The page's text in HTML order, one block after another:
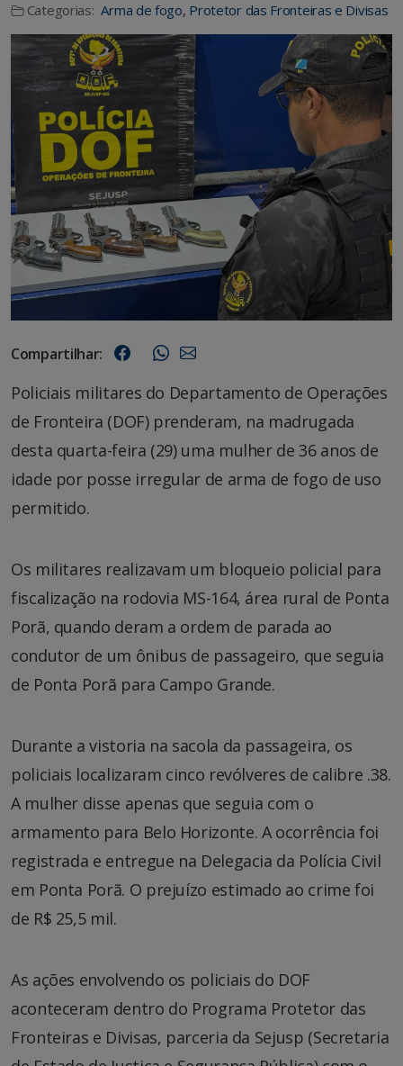
Categorias: Arma de fogo, Protetor das Fronteiras e Divisas
Compartilhar:
Policiais militares do Departamento de Operações
de Fronteira (DOF) prenderam, na madrugada
desta quarta-feira (29) uma mulher de 36 anos de
idade por posse irregular de arma de fogo de uso
permitido.
Os militares realizavam um bloqueio policial para
fiscalização na rodovia MS-164, área rural de Ponta
Porã, quando deram a ordem de parada ao
condutor de um ônibus de passageiro, que seguia
de Ponta Porã para Campo Grande.
Durante a vistoria na sacola da passageira, os
policiais localizaram cinco revólveres de calibre .38.
A mulher disse apenas que seguia com o
armamento para Belo Horizonte. A ocorrência foi
registrada e entregue na Delegacia da Polícia Civil
em Ponta Porã. O prejuízo estimado ao crime foi
de R$ 25,5 mil.
As ações envolvendo os policiais do DOF
aconteceram dentro do Programa Protetor das
Fronteiras e Divisas, parceria da Sejusp (Secretaria